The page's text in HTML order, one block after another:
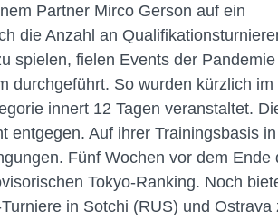
Partner Mirco Gerson auf ein
die Anzahl an
spielen, fielen Events der
durchgeführt. So wurden kürzlich im
innert 12 Tagen veranstaltet.
entgegen. Auf ihrer Trainingsbasis in
Fünf Wochen vor dem Ende
Tokyo-Ranking. Noch
in Sotchi (RUS) und Ostrava